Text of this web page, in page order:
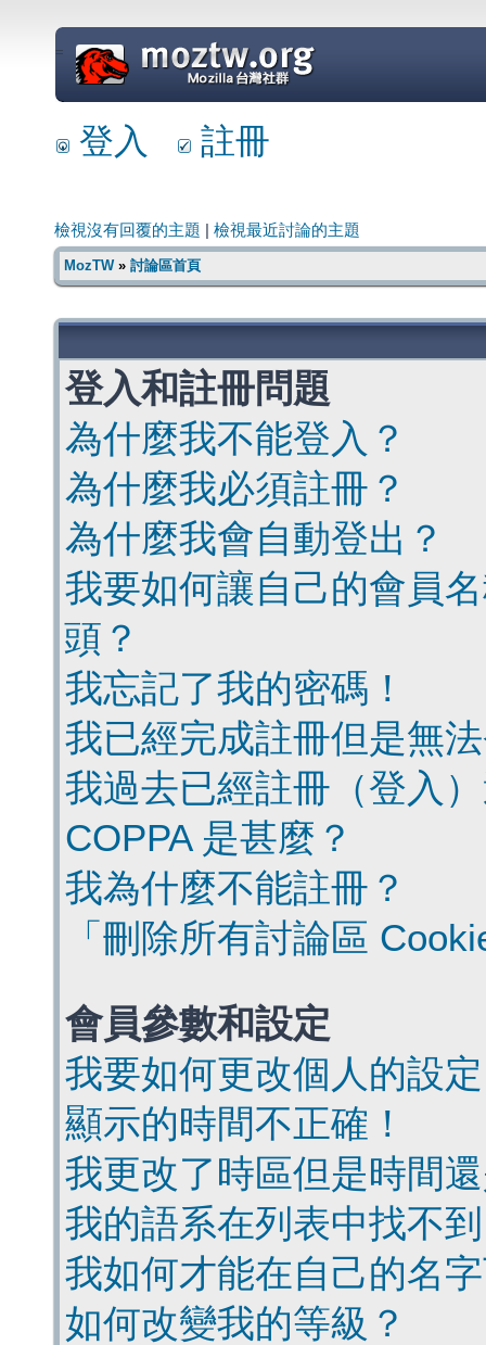
=
登入 註冊
檢視沒有回覆的主題 檢視最近討論的主題
MozTW» 討論區首頁
登入和註冊問題
為什麼我不能登入？
為什麼我必須註冊？
為什麼我會自動登出？
我要如何讓自己的會員
頭？
我忘記了我的密碼！
我已經完成註冊但是無
我過去已經註冊（登入
COPPA 是甚麼？
我為什麼不能註冊？
「刪除所有討論區
會員參數和設定
我要如何更改個人的設
顯示的時間不正確！
我更改了時區但是時間
我的語系在列表中找不
我如何才能在自己的名
如何改變我的等級？